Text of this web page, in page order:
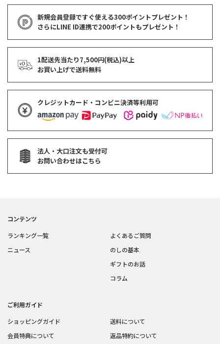
新規会員登録ですぐ使える300ポイントプレゼント！
さらにLINE ID連携で200ポイントもプレゼント！
1配送先当たり7,500円(税込)以上
お買い上げで送料無料
クレジットカード・コンビニ決済等利用可
法人・大口注文も受付可
お問い合わせはこちら
コンテンツ
ランキング一覧
ニュース
よくあるご質問
のしの基本
ギフトのお話
コラム
ご利用ガイド
ショッピングガイド
会員特典について
送料について
返品特約について